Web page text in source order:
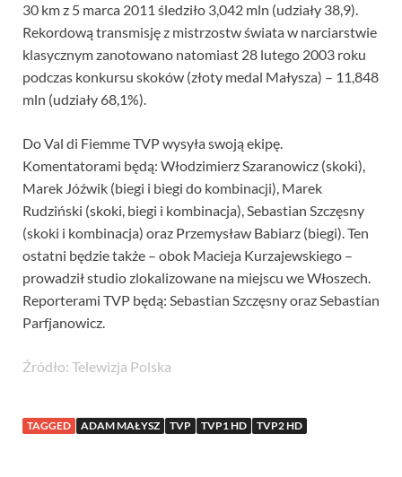
30 km z 5 marca 2011 śledziło 3,042 mln (udziały 38,9).
Rekordową transmisję z mistrzostw świata w narciarstwie
klasycznym zanotowano natomiast 28 lutego 2003 roku
podczas konkursu skoków (złoty medal Małysza) – 11,848
mln (udziały 68,1%).
Do Val di Fiemme TVP wysyła swoją ekipę.
Komentatorami będą: Włodzimierz Szaranowicz (skoki),
Marek Jóźwik (biegi i biegi do kombinacji), Marek
Rudziński (skoki, biegi i kombinacja), Sebastian Szczęsny
(skoki i kombinacja) oraz Przemysław Babiarz (biegi). Ten
ostatni będzie także – obok Macieja Kurzajewskiego –
prowadził studio zlokalizowane na miejscu we Włoszech.
Reporterami TVP będą: Sebastian Szczęsny oraz Sebastian
Parfjanowicz.
Źródło: Telewizja Polska
TAGGED ADAM MAŁYSZ TVP TVP1 HD TVP2 HD